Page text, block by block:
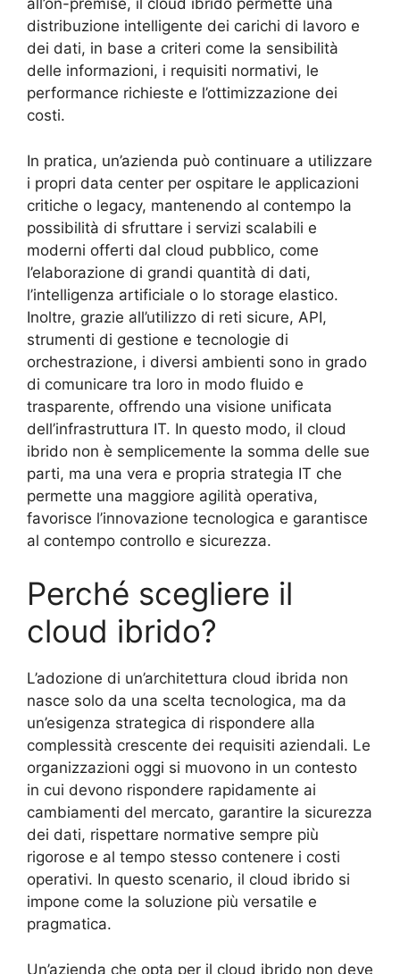
all’on-premise, il cloud ibrido permette una
distribuzione intelligente dei carichi di lavoro e
dei dati, in base a criteri come la sensibilità
delle informazioni, i requisiti normativi, le
performance richieste e l’ottimizzazione dei
costi.
In pratica, un’azienda può continuare a utilizzare
i propri data center per ospitare le applicazioni
critiche o legacy, mantenendo al contempo la
possibilità di sfruttare i servizi scalabili e
moderni offerti dal cloud pubblico, come
l’elaborazione di grandi quantità di dati,
l’intelligenza artificiale o lo storage elastico.
Inoltre, grazie all’utilizzo di reti sicure, API,
strumenti di gestione e tecnologie di
orchestrazione, i diversi ambienti sono in grado
di comunicare tra loro in modo fluido e
trasparente, offrendo una visione unificata
dell’infrastruttura IT. In questo modo, il cloud
ibrido non è semplicemente la somma delle sue
parti, ma una vera e propria strategia IT che
permette una maggiore agilità operativa,
favorisce l’innovazione tecnologica e garantisce
al contempo controllo e sicurezza.
Perché scegliere il
cloud ibrido?
L’adozione di un’architettura cloud ibrida non
nasce solo da una scelta tecnologica, ma da
un’esigenza strategica di rispondere alla
complessità crescente dei requisiti aziendali. Le
organizzazioni oggi si muovono in un contesto
in cui devono rispondere rapidamente ai
cambiamenti del mercato, garantire la sicurezza
dei dati, rispettare normative sempre più
rigorose e al tempo stesso contenere i costi
operativi. In questo scenario, il cloud ibrido si
impone come la soluzione più versatile e
pragmatica.
Un’azienda che opta per il cloud ibrido non deve